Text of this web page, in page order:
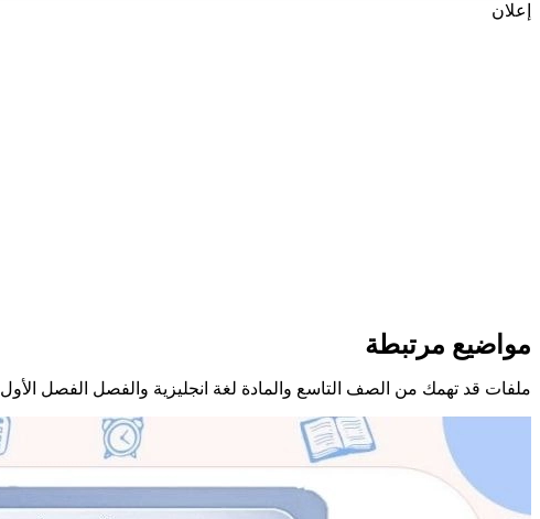
إعلان
مواضيع مرتبطة
ملفات قد تهمك من الصف التاسع والمادة لغة انجليزية والفصل الفصل الأول